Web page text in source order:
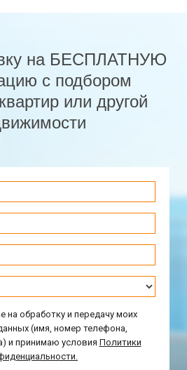
на БЕСПЛАТНУЮ
с подбором
или другой
на обработку и передачу моих
(имя, номер телефона,
и принимаю условия Политики